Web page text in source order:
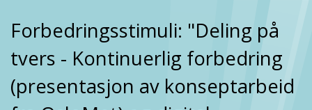
Forbedringsstimuli: "Deling på
tvers - Kontinuerlig forbedring
(presentasjon av konseptarbeid